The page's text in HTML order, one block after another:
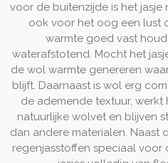
voor de buitenzijde is het
ook voor het oog een lust
warmte goed vast
waterafstotend. Mocht het
de wol warmte genereren
blijft. Daarnaast is wol erg
de ademende textuur,
natuurlijke wolvet en blijven
dan andere materialen. Naast
regenjasstoffen speciaal voor